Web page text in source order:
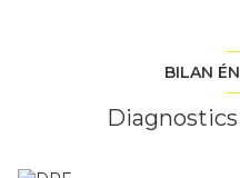
Beaucoup de potentiel,
N'hésitez pas à prendre
exposé sont disponibles sur
BILAN